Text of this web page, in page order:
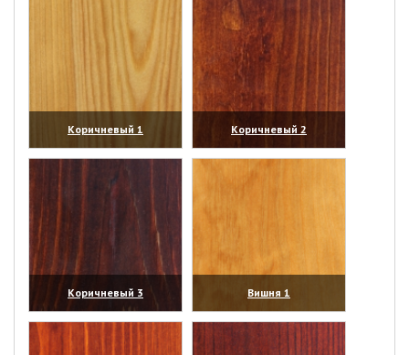
Коричневый 1
(увеличить)
Коричневый 2
(увеличить)
Коричневый 3
(увеличить)
Вишня 1
(увеличить)